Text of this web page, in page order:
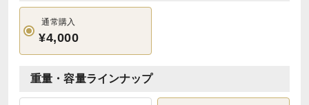
通常購入
¥4,000
重量・容量ラインナップ